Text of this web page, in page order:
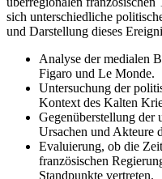
sich unterschiedliche
und Darstellung dieses
Analyse der medialen
Figaro und Le Monde.
Untersuchung der
Kontext des Kalten
Gegenüberstellung der
Ursachen und Akteure
Evaluierung, ob die
französischen
Standpunkte vertreten.